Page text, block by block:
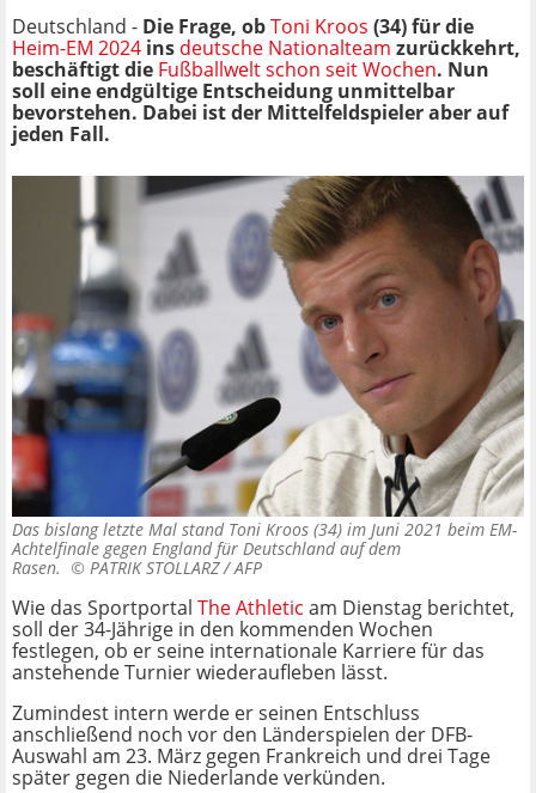
Deutschland - Die Frage, obToni Kroos (34) für die
Heim-EM 2024 ins deutsche Nationalteam zurückkehrt,
beschäftigt die Fußballwelt schon seit Wochen. Nun
soll eine endgültige Entscheidung unmittelbar
bevorstehen. Dabei ist der Mittelfeldspieler aber auf
jeden Fall.
Das bislang letzte Mal stand Toni Kroos (34) im Juni 2021 beim EM-
Achtelfinale gegen England für Deutschland auf dem
Rasen. © PATRIK STOLLARZ / AFP
Wie das Sportportal The Athletic am Dienstag berichtet,
soll der 34-Jährige in den kommenden Wochen
festlegen, ob er seine internationale Karriere für das
anstehende Turnier wiederaufleben lässt.
Zumindest intern werde er seinen Entschluss
anschließend noch vor den Länderspielen der DFB-
Auswahl am 23. März gegen Frankreich und drei Tage
später gegen die Niederlande verkünden.